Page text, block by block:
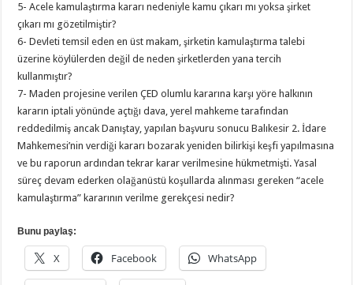
5- Acele kamulaştırma kararı nedeniyle kamu çıkarı mı yoksa şirket
çıkarı mı gözetilmiştir?
6- Devleti temsil eden en üst makam, şirketin kamulaştırma talebi
üzerine köylülerden değil de neden şirketlerden yana tercih
kullanmıştır?
7- Maden projesine verilen ÇED olumlu kararına karşı yöre halkının
kararın iptali yönünde açtığı dava, yerel mahkeme tarafından
reddedilmiş ancak Danıştay, yapılan başvuru sonucu Balıkesir 2. İdare
Mahkemesi’nin verdiği kararı bozarak yeniden bilirkişi keşfi yapılmasına
ve bu raporun ardından tekrar karar verilmesine hükmetmişti. Yasal
süreç devam ederken olağanüstü koşullarda alınması gereken “acele
kamulaştırma” kararının verilme gerekçesi nedir?
Bunu paylaş:
X Facebook WhatsApp